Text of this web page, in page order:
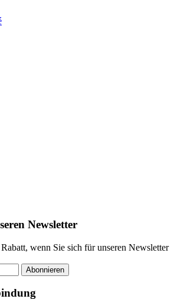
Newsletter
wenn Sie sich für unseren Newsletter
Abonnieren